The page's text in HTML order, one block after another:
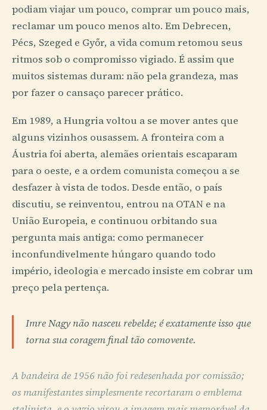
podiam viajar um pouco, comprar um pouco mais,
reclamar um pouco menos alto. Em Debrecen,
Pécs, Szeged e Győr, a vida comum retomou seus
ritmos sob o compromisso vigiado. É assim que
muitos sistemas duram: não pela grandeza, mas
por fazer o cansaço parecer prático.
Em 1989, a Hungria voltou a se mover antes que
alguns vizinhos ousassem. A fronteira com a
Áustria foi aberta, alemães orientais escaparam
para o oeste, e a ordem comunista começou a se
desfazer à vista de todos. Desde então, o país
discutiu, se reinventou, entrou na OTAN e na
União Europeia, e continuou orbitando sua
pergunta mais antiga: como permanecer
inconfundivelmente húngaro quando todo
império, ideologia e mercado insiste em cobrar um
preço pela pertença.
Imre Nagy não nasceu rebelde; é exatamente isso que
torna sua coragem final tão comovente.
A bandeira de 1956 não foi redesenhada por comissão;
os manifestantes simplesmente recortaram o emblema